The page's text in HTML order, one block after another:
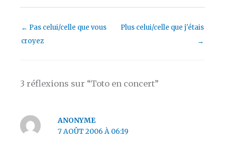
← Pas celui/celle que vous
croyez
Plus celui/celle que j'étais
→
3 réflexions sur “Toto en concert”
ANONYME
7 AOÛT 2006 À 06:19